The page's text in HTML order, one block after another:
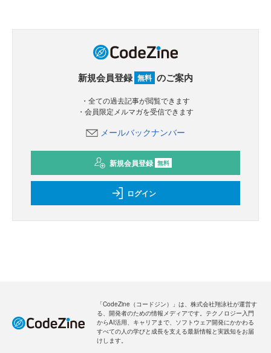
新規会員登録 無料 のご案内
・全ての過去記事が閲覧できます
・会員限定メルマガを受信できます
メールバックナンバー
新規会員登録 無料
ログイン
「CodeZine（コードジン）」は、株式会社翔泳社が運営す
る、開発者のための情報メディアです。テクノロジー入門
からAI活用、キャリアまで、ソフトウェア開発にかかわる
すべての人の学びと成長を支える最新情報と実践知をお届
けします。